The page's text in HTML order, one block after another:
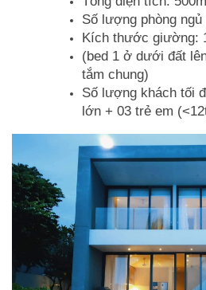
Số lượng phòng
Kích thước giường:
(bed 1 ở dưới đất
tắm chung)
Số lượng khách tối
lớn + 03 trẻ em